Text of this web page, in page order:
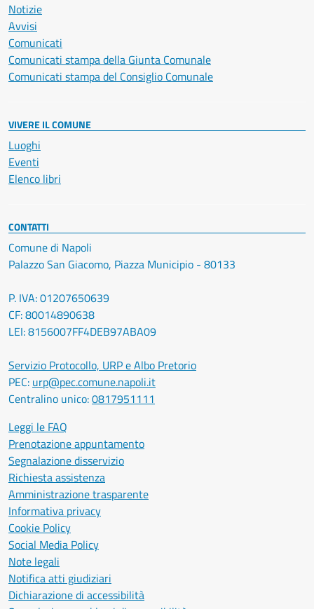
Notizie
Avvisi
Comunicati
Comunicati stampa della Giunta Comunale
Comunicati stampa del Consiglio Comunale
VIVERE IL COMUNE
Luoghi
Eventi
Elenco libri
CONTATTI
Comune di Napoli
Palazzo San Giacomo, Piazza Municipio - 80133
P. IVA: 01207650639
CF: 80014890638
LEI: 8156007FF4DEB97ABA09
Servizio Protocollo, URP e Albo Pretorio
PEC: urp@pec.comune.napoli.it
Centralino unico:0817951111
Leggi le FAQ
Prenotazione appuntamento
Segnalazione disservizio
Richiesta assistenza
Amministrazione trasparente
Informativa privacy
Cookie Policy
Social Media Policy
Note legali
Notifica atti giudiziari
Dichiarazione di accessibilità